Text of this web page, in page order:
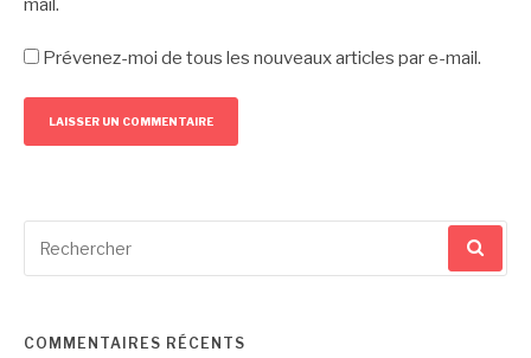
mail.
Prévenez-moi de tous les nouveaux articles par e-mail.
pour
COMMENTAIRES RÉCENTS